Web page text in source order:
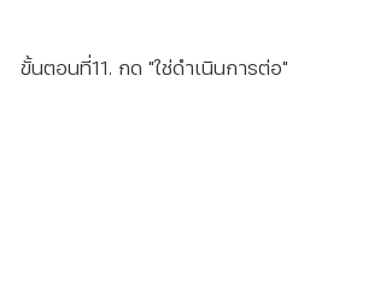
ขั้นตอนที่11. กด "ใช่ดำเนินการต่อ"